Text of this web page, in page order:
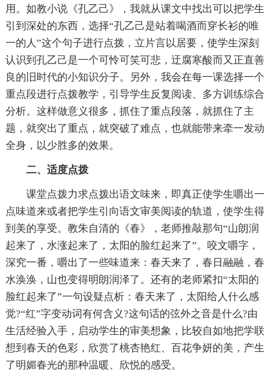
用。如教小说《孔乙己》，我就从课文中找出可以把学生
引到深处的东西，选择“孔乙己是站着喝酒而穿长衫的唯
一的人”这个句子进行点拨，立片言以居要，使学生深刻
认识到孔乙己是一个可怜可笑可悲，迂腐寒酸而又正直善
良的旧时代的小知识分子。另外，我会在每一课选择一个
重点段进行点拨教学，引导学生反复阅读、多方训练综合
分析。这样做意义很多，抓住了重点段落，就抓住了主
题，就突出了重点，就突破了难点，也就能带来牵一发动
全身，以少胜多的效果。
二、适度点拨
课堂点拨力求点拨出语文味来，即真正使学生嚼出一
点味道来或者把学生引向语文审美阅读的轨道，使学生得
到美的享受。教朱自清的《春》，老师推敲那句“山朗润
起来了，水涨起来了，太阳的脸红起来了”。咬文嚼字，
深究一番，嚼出了一些味道来：春天来了，春日融融，春
水涣涣，山也变得明朗润泽了。还有的老师紧扣“太阳的
脸红起来了”一句设疑点析：春天来了，太阳给人什么感
觉?“红”字变动词有何含义?这句话的弦外之音是什么?由
生活经验入手，启动学生的审美想象，比较自如地把学联
想到春天的色彩，欣赏了桃杏艳红、百花争妍的美，产生
了明媚春光的那种温暖、欣悦的感受。